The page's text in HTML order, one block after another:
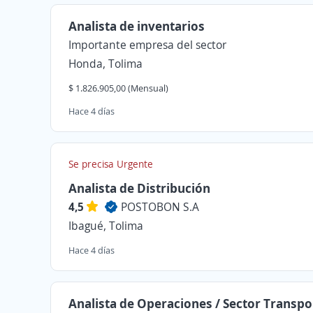
Analista de inventarios
Importante empresa del sector
Honda, Tolima
$ 1.826.905,00 (Mensual)
Hace 4 días
Se precisa Urgente
Analista de Distribución
4,5
POSTOBON S.A
Ibagué, Tolima
Hace 4 días
Analista de Operaciones / Sector